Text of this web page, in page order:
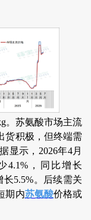
。苏氨酸市场主流
货积极，但终端需
显示，2026年4月
4.1%，同比增长
长5.5%。后续需关
期内苏氨酸价格或